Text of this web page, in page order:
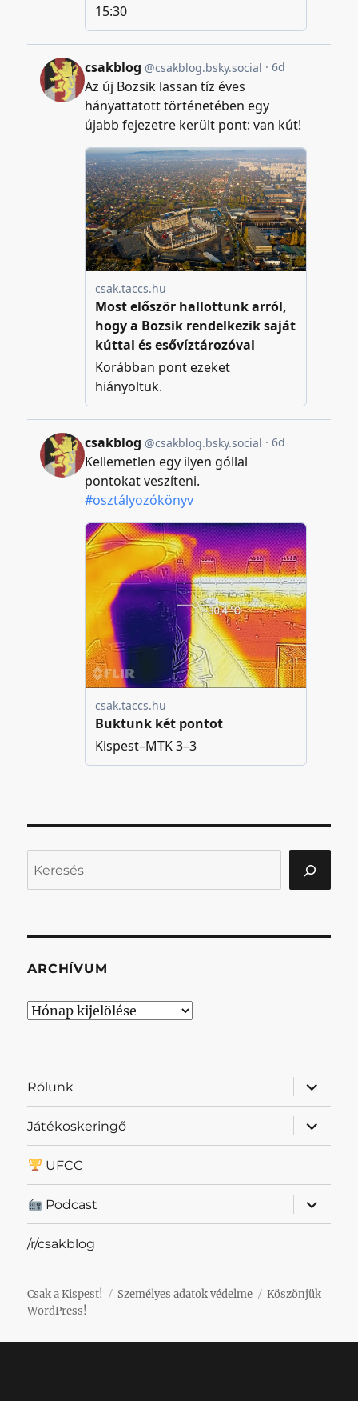
ARCHÍVUM
Archívum
Rólunk
almenü
Játékoskeringő
almenü
UFCC
Podcast
almenü
/r/csakblog
Csak a Kispest! Személyes adatok védelme
Köszönjük
WordPress!